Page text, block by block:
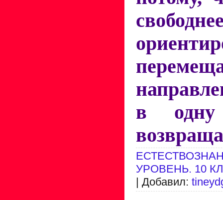
в
УРОВЕНЬ. 10
| Добавил: